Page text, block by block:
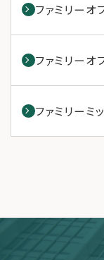
ファミリー
ファミリーオ
ファミリーミ